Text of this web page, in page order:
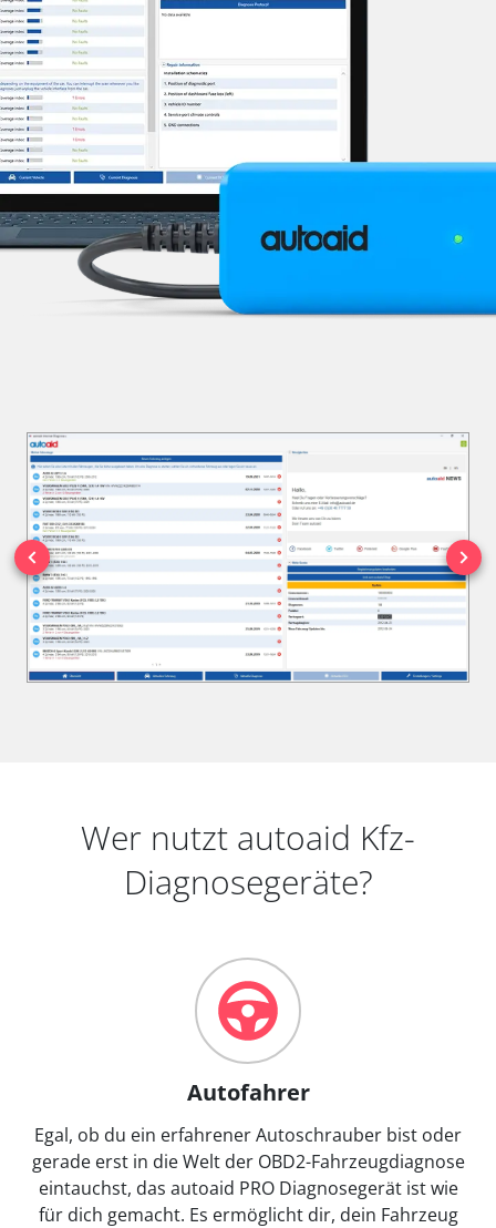
Wer nutzt autoaid Kfz-
Diagnosegeräte?
Autofahrer
Egal, ob du ein erfahrener Autoschrauber bist oder
gerade erst in die Welt der OBD2-Fahrzeugdiagnose
eintauchst, das autoaid PRO Diagnosegerät ist wie
für dich gemacht. Es ermöglicht dir, dein Fahrzeug